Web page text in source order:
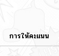
การให้คะแนน